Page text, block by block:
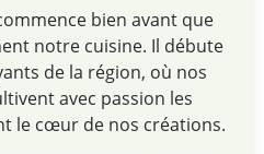
bien avant que
notre cuisine. Il débute
de la région, où nos
avec passion les
le cœur de nos créations.